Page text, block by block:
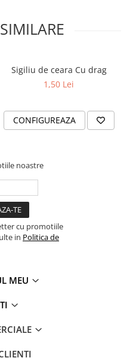
Sigiliu de ceara Cu drag
1,50 Lei
CONFIGUREAZA
noastre
cu promotiile
in Politica de
MEU